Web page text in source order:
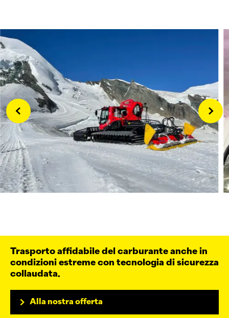
Trasporto affidabile del carburante anche in
condizioni estreme con tecnologia di sicurezza
collaudata.
Alla nostra offerta